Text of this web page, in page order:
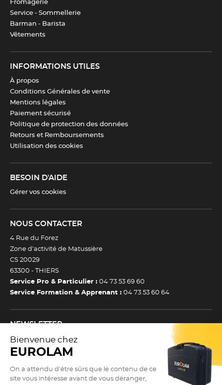
Fromagerie
Service - Sommellerie
Barman - Barista
Vêtements
INFORMATIONS UTILES
À propos
Conditions Générales de vente
Mentions légales
Paiement sécurisé
Politique de protection des données
Retours et Remboursements
Utilisation des cookies
BESOIN D'AIDE
Gérer vos cookies
NOUS CONTACTER
4 Rue du Forez
Zone d’activité de Matussière
CS 20029
63300 - THIERS
Service Pro & Particulier : 04 73 53 69 60
Service Formation & Apprenant : 04 73 53 60 64
NEWSLETTER
Inscrivez-vous à notre newsletter et recevez toutes nos
actualtiés et bons plans.
Je m’inscris à la newsletter
(Esc)
Newsletter